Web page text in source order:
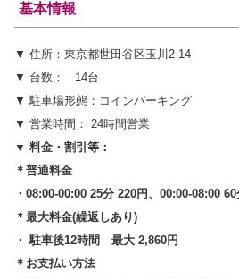
基本情報
▼ 住所：東京都世田谷区玉川2-14
▼ 台数： 14台
▼ 駐車場形態：コインパーキング
▼ 営業時間： 24時間営業
▼ 料金・割引等：
＊普通料金
・08:00-00:00 25分 220円、00:00-08:00 60
＊最大料金(繰返しあり)
・ 駐車後12時間 最大 2,860円
＊お支払い方法